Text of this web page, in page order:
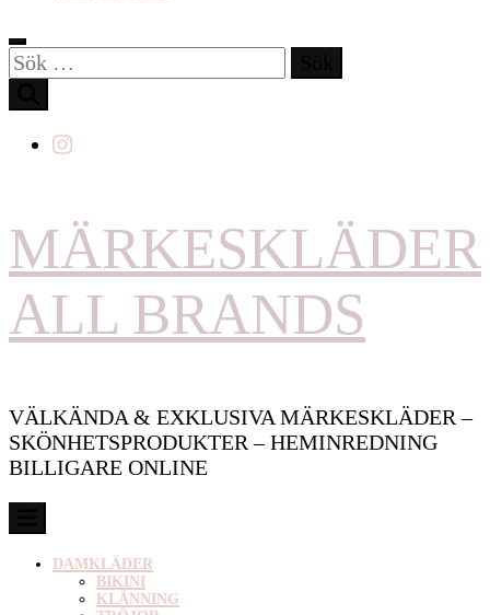
Sök
efter:
MÄRKESKLÄDER
ALL BRANDS
VÄLKÄNDA & EXKLUSIVA MÄRKESKLÄDER –
SKÖNHETSPRODUKTER – HEMINREDNING
BILLIGARE ONLINE
DAMKLÄDER
BIKINI
KLÄNNING